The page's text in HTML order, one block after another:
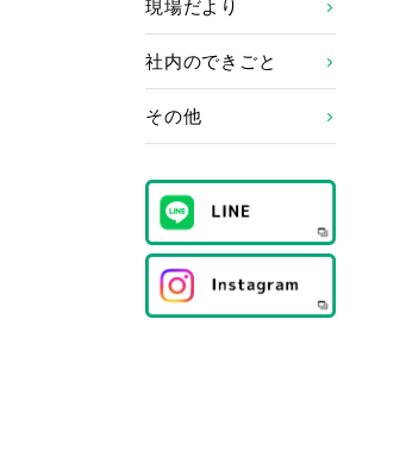
現場だより
社内のできごと
その他